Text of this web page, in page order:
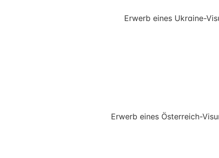
Erwerb eines Ukraine-
Erwerb eines Österreich-